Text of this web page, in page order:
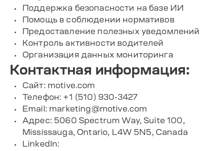
Поддержка безопасности на базе ИИ
Помощь в соблюдении нормативов
Предоставление полезных уведомлений
Контроль активности водителей
Организация данных мониторинга
Контактная информация:
Сайт: motive.com
Телефон: +1 (510) 930-3427
Email: marketing@motive.com
Адрес: 5060 Spectrum Way, Suite 100,
Mississauga, Ontario, L4W 5N5, Canada
LinkedIn: